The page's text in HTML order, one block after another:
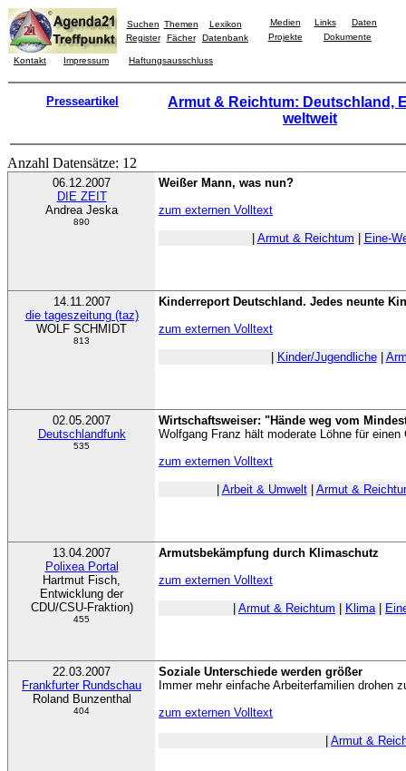
Suchen Themen
Lexikon
Register
Fächer Datenbank
Medien Links
Daten
Projekte
Dokumente
Kontakt Impressum Haftungsausschluss
Presseartikel
Armut & Reichtum: Deutschland,
weltweit
Anzahl Datensätze: 12
06.12.2007
DIE ZEIT
Andrea Jeska
890
Weißer Mann, was nun?
zum externen Volltext
Armut & Reichtum Eine-
14.11.2007
die tageszeitung (taz)
WOLF SCHMIDT
813
Kinderreport Deutschland. Jedes neunte
zum externen Volltext
Kinder/Jugendliche|
02.05.2007
Deutschlandfunk
535
Wirtschaftsweiser: "Hände weg vom
Wolfgang Franz hält moderate Löhne für
zum externen Volltext
Arbeit & Umwelt| Armut &
13.04.2007
Polixea Portal
Hartmut Fisch,
Entwicklung der
CDU/CSU-Fraktion)
455
Armutsbekämpfung durch Klimaschutz
zum externen Volltext
Armut & Reichtum Klima|
22.03.2007
Frankfurter Rundschau
Roland Bunzenthal
404
Soziale Unterschiede werden größer
Immer mehr einfache Arbeiterfamilien drohen
zum externen Volltext
Armut &